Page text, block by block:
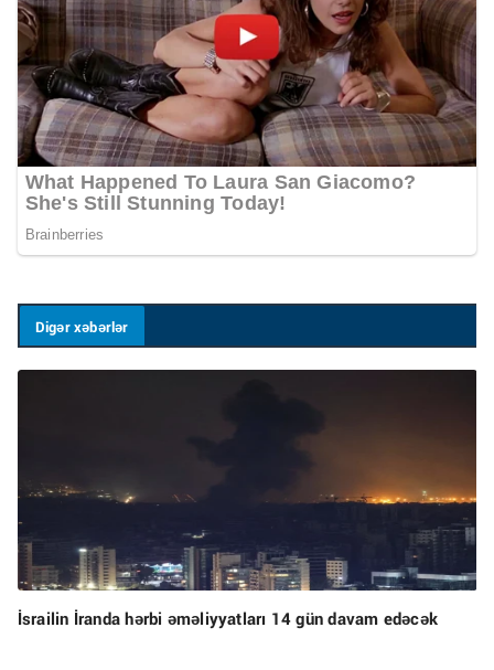
Digər xəbərlər
İsrailin İranda hərbi əməliyyatları 14 gün davam edəcək